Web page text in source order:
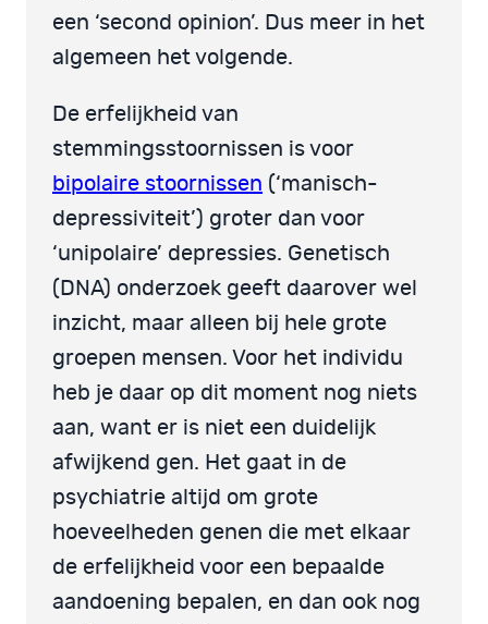
een ‘second opinion’. Dus meer in het
algemeen het volgende.
De erfelijkheid van
stemmingsstoornissen is voor
bipolaire stoornissen (‘manisch-
depressiviteit’) groter dan voor
‘unipolaire’ depressies. Genetisch
(DNA) onderzoek geeft daarover wel
inzicht, maar alleen bij hele grote
groepen mensen. Voor het individu
heb je daar op dit moment nog niets
aan, want er is niet een duidelijk
afwijkend gen. Het gaat in de
psychiatrie altijd om grote
hoeveelheden genen die met elkaar
de erfelijkheid voor een bepaalde
aandoening bepalen, en dan ook nog